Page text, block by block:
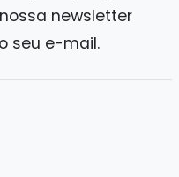
newsletter
seu e-mail.